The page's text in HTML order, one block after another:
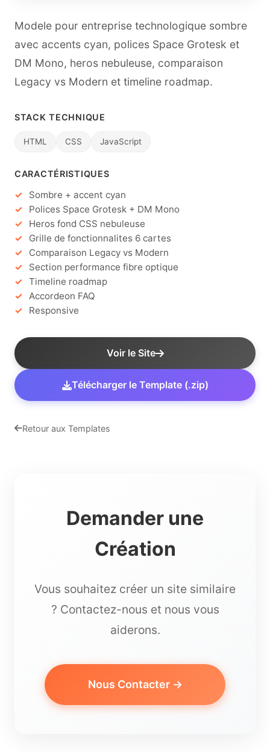
Modele pour entreprise technologique sombre
avec accents cyan, polices Space Grotesk et
DM Mono, heros nebuleuse, comparaison
Legacy vs Modern et timeline roadmap.
STACK TECHNIQUE
HTML CSS JavaScript
CARACTÉRISTIQUES
Sombre + accent cyan
Polices Space Grotesk + DM Mono
Heros fond CSS nebuleuse
Grille de fonctionnalites 6 cartes
Comparaison Legacy vs Modern
Section performance fibre optique
Timeline roadmap
Accordeon FAQ
Responsive
Voir le Site
Télécharger le Template (.zip)
Retour aux Templates
Demander une
Création
Vous souhaitez créer un site similaire
? Contactez-nous et nous vous
aiderons.
Nous Contacter →